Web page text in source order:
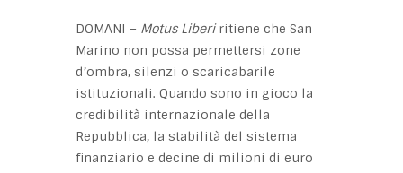
DOMANI – Motus Liberiritiene che San
Marino non possa permettersi zone
d’ombra, silenzi o scaricabarile
istituzionali. Quando sono in gioco la
credibilità internazionale della
Repubblica, la stabilità del sistema
finanziario e decine di milioni di euro